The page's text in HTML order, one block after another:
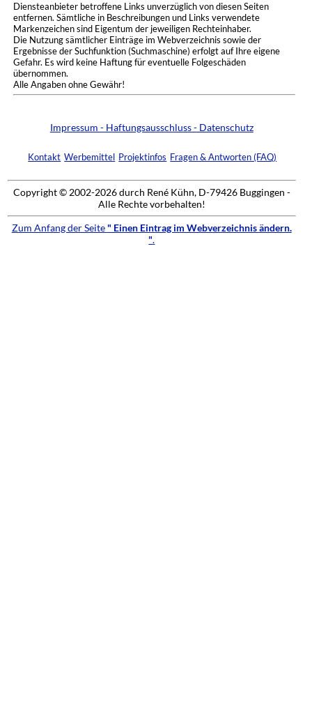
Diensteanbieter betroffene Links unverzüglich von diesen Seiten
entfernen. Sämtliche in Beschreibungen und Links verwendete
Markenzeichen sind Eigentum der jeweiligen Rechteinhaber.
Die Nutzung sämtlicher Einträge im Webverzeichnis sowie der
Ergebnisse der Suchfunktion (Suchmaschine) erfolgt auf Ihre eigene
Gefahr. Es wird keine Haftung für eventuelle Folgeschäden
übernommen.
Alle Angaben ohne Gewähr!
Impressum - Haftungsausschluss - Datenschutz
Kontakt Werbemittel Projektinfos Fragen & Antworten (FAQ)
Copyright © 2002-2026 durch René Kühn, D-79426 Buggingen -
Alle Rechte vorbehalten!
Zum Anfang der Seite " Einen Eintrag im Webverzeichnis ändern.
".